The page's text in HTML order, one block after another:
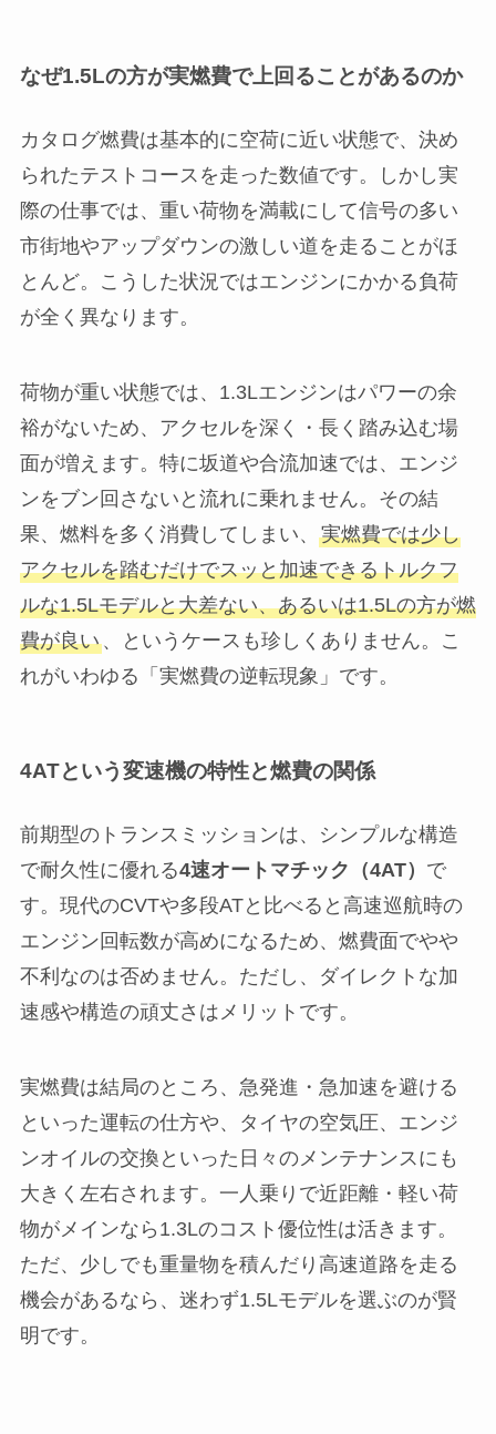
なぜ1.5Lの方が実燃費で上回ることがあるのか
カタログ燃費は基本的に空荷に近い状態で、決め
られたテストコースを走った数値です。しかし実
際の仕事では、重い荷物を満載にして信号の多い
市街地やアップダウンの激しい道を走ることがほ
とんど。こうした状況ではエンジンにかかる負荷
が全く異なります。
荷物が重い状態では、1.3Lエンジンはパワーの余
裕がないため、アクセルを深く・長く踏み込む場
面が増えます。特に坂道や合流加速では、エンジ
ンをブン回さないと流れに乗れません。その結
果、燃料を多く消費してしまい、 実燃費では少し
アクセルを踏むだけでスッと加速できるトルクフ
ルな1.5Lモデルと大差ない、あるいは1.5Lの方が燃
費が良い、というケースも珍しくありません。こ
れがいわゆる「実燃費の逆転現象」です。
4ATという変速機の特性と燃費の関係
前期型のトランスミッションは、シンプルな構造
で耐久性に優れる4速オートマチック（4AT） で
す。現代のCVTや多段ATと比べると高速巡航時の
エンジン回転数が高めになるため、燃費面でやや
不利なのは否めません。ただし、ダイレクトな加
速感や構造の頑丈さはメリットです。
実燃費は結局のところ、急発進・急加速を避ける
といった運転の仕方や、タイヤの空気圧、エンジ
ンオイルの交換といった日々のメンテナンスにも
大きく左右されます。一人乗りで近距離・軽い荷
物がメインなら1.3Lのコスト優位性は活きます。
ただ、少しでも重量物を積んだり高速道路を走る
機会があるなら、迷わず1.5Lモデルを選ぶのが賢
明です。